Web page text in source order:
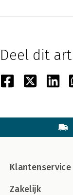
Deel dit
Klantenservice
Zakelijk